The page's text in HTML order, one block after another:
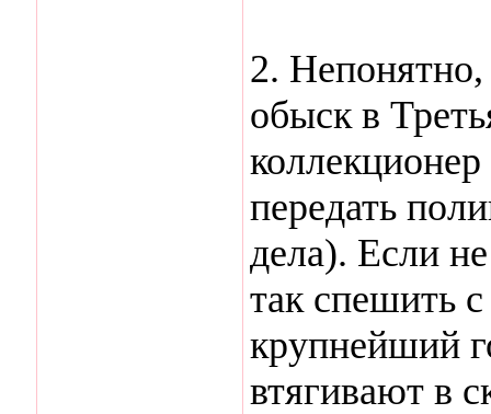
2. Непонятно,
обыск в
передать
дела). Если
так спешить
крупнейший
втягивают в